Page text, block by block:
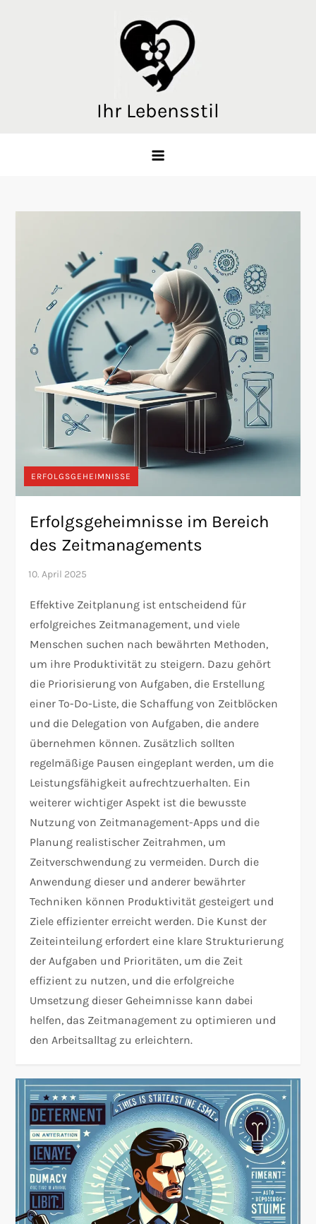
Ihr Lebensstil
ERFOLGSGEHEIMNISSE
Erfolgsgeheimnisse im Bereich
des Zeitmanagements
Effektive Zeitplanung ist entscheidend für
erfolgreiches Zeitmanagement, und viele
Menschen suchen nach bewährten Methoden,
um ihre Produktivität zu steigern. Dazu gehört
die Priorisierung von Aufgaben, die Erstellung
einer To-Do-Liste, die Schaffung von Zeitblöcken
und die Delegation von Aufgaben, die andere
übernehmen können. Zusätzlich sollten
regelmäßige Pausen eingeplant werden, um die
Leistungsfähigkeit aufrechtzuerhalten. Ein
weiterer wichtiger Aspekt ist die bewusste
Nutzung von Zeitmanagement-Apps und die
Planung realistischer Zeitrahmen, um
Zeitverschwendung zu vermeiden. Durch die
Anwendung dieser und anderer bewährter
Techniken können Produktivität gesteigert und
Ziele effizienter erreicht werden. Die Kunst der
Zeiteinteilung erfordert eine klare Strukturierung
der Aufgaben und Prioritäten, um die Zeit
effizient zu nutzen, und die erfolgreiche
Umsetzung dieser Geheimnisse kann dabei
helfen, das Zeitmanagement zu optimieren und
den Arbeitsalltag zu erleichtern.